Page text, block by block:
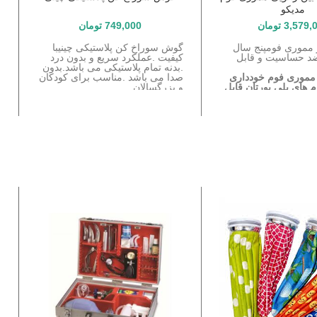
مدیکو
تومان
مموری فومپنج سال
ضد حساسیت و قابل
فوم خودداری
های پلی یورتان قابل
749,000 تومان
گوش سوراخ کن پلاستیکی چینیبا
کیفیت .عملکرد سریع و بدون درد
.بدنه تمام پلاستیکی می باشد.بدون
صدا می باشد .مناسب برای کودکان
و بزرگسالان .